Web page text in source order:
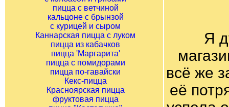
пицца с ветчиной
кальцоне с брынзой
с курицей и сыром
Каннарская пицца с луком
пицца из кабачков
пицца 'Маргарита'
пицца с помидорами
пицца по-гавайски
Кекс-пицца
Красноярская пицца
фруктовая пицца
Я
всё же
её